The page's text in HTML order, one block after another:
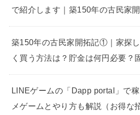
で紹介します｜築150年の古民家
築150年の古民家開拓記①｜家探
く買う方法は？貯金は何円必要？
LINEゲームの「Dapp portal」で
メゲームとやり方も解説（お得な